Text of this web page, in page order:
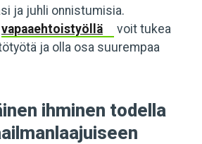
ja juhli onnistumisia.
vapaaehtoistyöllä
voit tukea
ja olla osa suurempaa
ihminen todella